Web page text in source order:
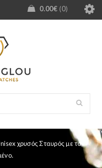
0.00€ 0
χρυσός Σταυρός με τον